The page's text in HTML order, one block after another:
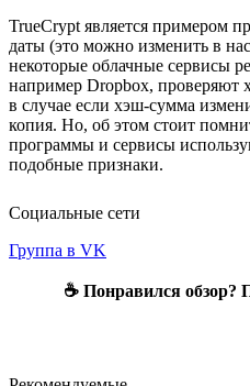
TrueCrypt является примером
даты (это можно изменить в
некоторые облачные сервисы
например Dropbox, проверяют
в случае если хэш-сумма
копия. Но, об этом стоит
программы и сервисы
подобные признаки.
Социальные сети
Группа в VK
☕ Понравился обзор?